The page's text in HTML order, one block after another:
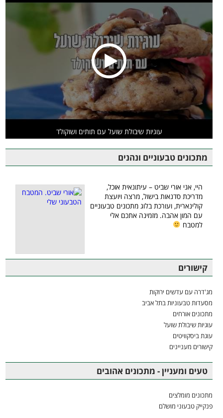
עוגיות שיבולת שועל עם תותים ושוקולד
מתכונים טבעוניים ונהנים
היי, אני אורי שביט – עיתונאית אוכל,
מדריכת סדנאות בישול, מרצה ויועצת
קולינארית, ועורכת בלוג מתכונים טבעוניים
עם המון אהבה. מזמינה אתכם אלי
למטבח
קישורים
מג'דרה עם עדשים ירוקות
מסעדות טבעוניות בתל אביב
מתכונים אורחים
עוגיות שיבולת שועל
עוגת ביסקוויטים
קישורים מעניינים
טעים ומעניין - מתכונים אהובים
מתכונים מומלצים
פנקייק טבעוני מושלם